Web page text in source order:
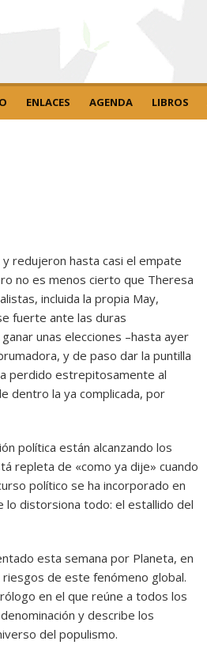
ENLACES AGENDA LIBROS
redujeron hasta casi el empate
no es menos cierto que Theresa
incluida la propia May,
fuerte ante las duras
unas elecciones –hasta ayer
y de paso dar la puntilla
perdido estrepitosamente al
dentro la ya complicada, por
política están alcanzando los
repleta de «como ya dije» cuando
político se ha incorporado en
lo distorsiona todo: el estallido del
esta semana por Planeta, en
de este fenómeno global.
en el que reúne a todos los
y describe los
del populismo.